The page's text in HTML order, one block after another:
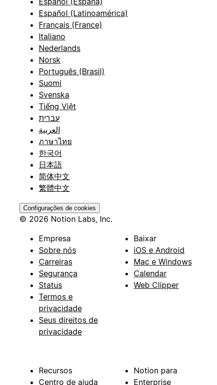
Español (Latinoamérica)
Français (France)
Italiano
Nederlands
Norsk
Português (Brasil)
Suomi
Svenska
Tiếng Việt
עברית
العربية
ภาษาไทย
한국어
日本語
简体中文
繁體中文
Configurações de cookies
© 2026 Notion Labs, Inc.
Empresa
Sobre nós
Carreiras
Segurança
Status
Termos e
privacidade
Seus direitos de
privacidade
Baixar
iOS e Android
Mac e Windows
Calendar
Web Clipper
Recursos
Centro de ajuda
Notion para
Enterprise